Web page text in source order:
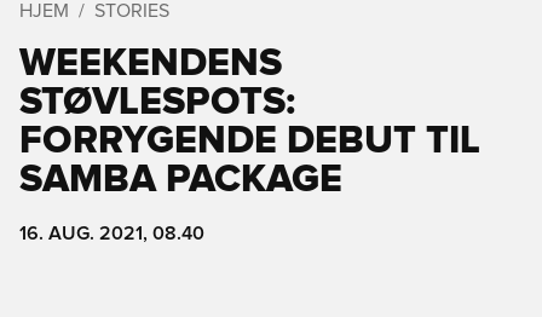
HJEM STORIES
WEEKENDENS
STØVLESPOTS:
FORRYGENDE DEBUT TIL
SAMBA PACKAGE
16. AUG. 2021, 08.40